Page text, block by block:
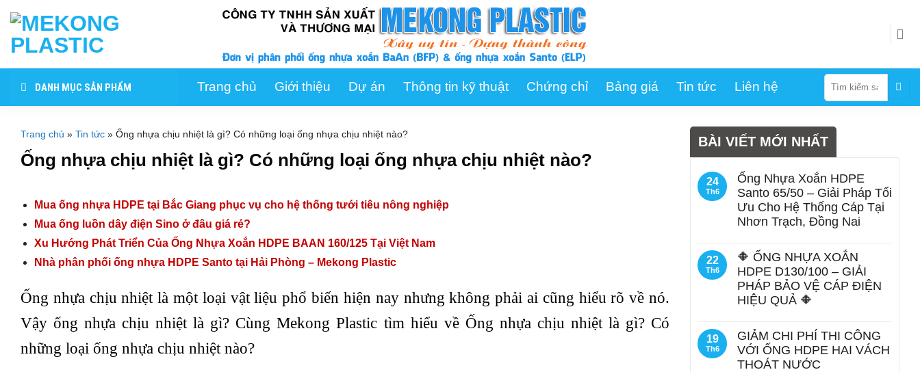
content
DANH MỤC SẢN PHẨM Trang chủ Giới thiệu Dự án Thông tin kỹ thuật Chứng chỉ Bảng giá Tin tức Liên hệ
Tìm
kiếm:
Trang chủ » Tin tức » Ống nhựa chịu nhiệt là gì? Có những loại ống nhựa chịu nhiệt nào?
Ống nhựa chịu nhiệt là gì? Có những loại ống nhựa chịu nhiệt nào?
Mua ống nhựa HDPE tại Bắc Giang phục vụ cho hệ thống tưới tiêu nông nghiệp
Mua ống luồn dây điện Sino ở đâu giá rẻ?
Xu Hướng Phát Triển Của Ống Nhựa Xoắn HDPE BAAN 160/125 Tại Việt Nam
Nhà phân phối ống nhựa HDPE Santo tại Hải Phòng – Mekong Plastic
Ống nhựa chịu nhiệt là một loại vật liệu phổ biến hiện nay nhưng không phải ai cũng hiểu rõ về nó.
Vậy ống nhựa chịu nhiệt là gì? Cùng Mekong Plastic tìm hiểu về Ống nhựa chịu nhiệt là gì? Có
những loại ống nhựa chịu nhiệt nào?
BÀI VIẾT MỚI NHẤT
24
Th6
Ống Nhựa Xoắn HDPE
Santo 65/50 – Giải Pháp Tối
Ưu Cho Hệ Thống Cáp Tại
Nhơn Trạch, Đồng Nai
22
Th6
🔶 ỐNG NHỰA XOẮN
HDPE D130/100 – GIẢI
PHÁP BẢO VỆ CÁP ĐIỆN
HIỆU QUẢ 🔶
19
Th6
GIẢM CHI PHÍ THI CÔNG
VỚI ỐNG HDPE HAI VÁCH
THOÁT NƯỚC